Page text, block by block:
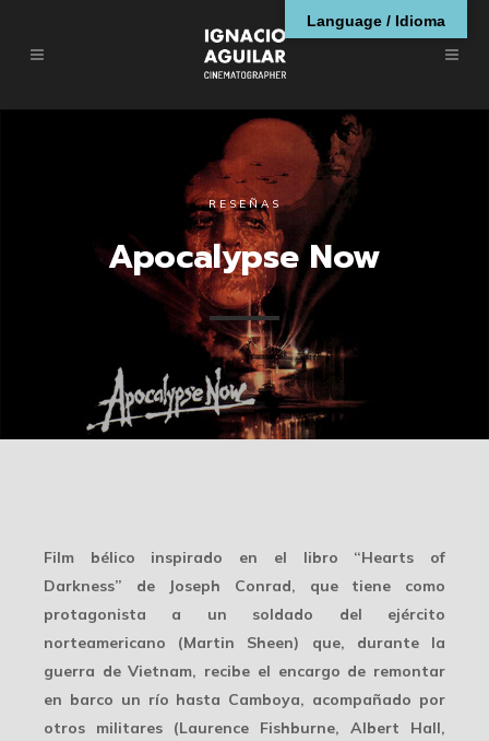
RESEÑAS
Apocalypse Now
Film bélico inspirado en el libro “Hearts of
Darkness” de Joseph Conrad, que tiene como
protagonista a un soldado del ejército
norteamericano (Martin Sheen) que, durante la
guerra de Vietnam, recibe el encargo de remontar
en barco un río hasta Camboya, acompañado por
otros militares (Laurence Fishburne, Albert Hall,
Language / Idioma